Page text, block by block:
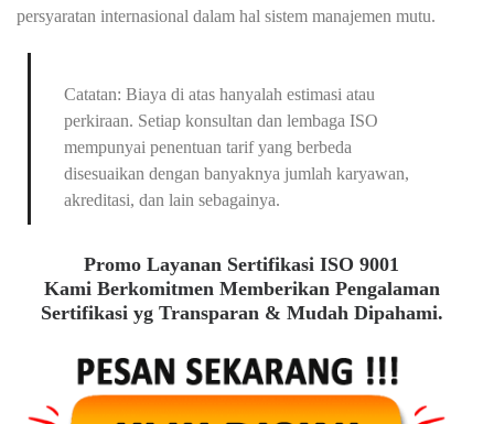
persyaratan internasional dalam hal sistem manajemen mutu.
Catatan: Biaya di atas hanyalah estimasi atau
perkiraan. Setiap konsultan dan lembaga ISO
mempunyai penentuan tarif yang berbeda
disesuaikan dengan banyaknya jumlah karyawan,
akreditasi, dan lain sebagainya.
Promo Layanan Sertifikasi ISO 9001
Kami Berkomitmen Memberikan Pengalaman
Sertifikasi yg Transparan & Mudah Dipahami.